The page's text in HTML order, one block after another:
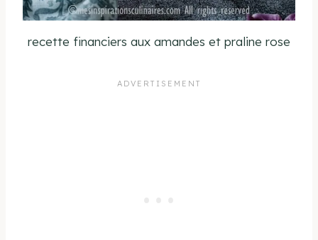
recette financiers aux amandes et praline rose